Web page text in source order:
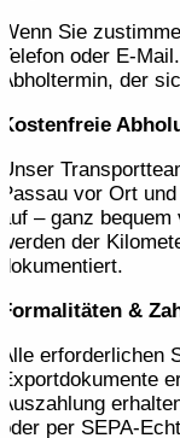
Wenn Sie
Telefon oder E-
Abholtermin, der
Kostenfreie
Unser
Passau vor Ort
auf – ganz
werden der
dokumentiert.
Formalitäten &
Alle erforderlichen
Exportdokumente
Auszahlung
oder per SEPA-